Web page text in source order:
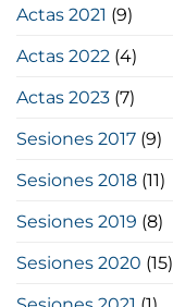
Actas 2021 (9)
Actas 2022 (4)
Actas 2023 (7)
Sesiones 2017 (9)
Sesiones 2018 (11)
Sesiones 2019 (8)
Sesiones 2020 (15)